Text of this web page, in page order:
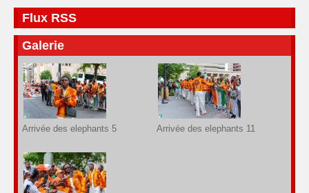
Flux RSS
Galerie
Arrivée des elephants 5 Arrivée des elephants 11